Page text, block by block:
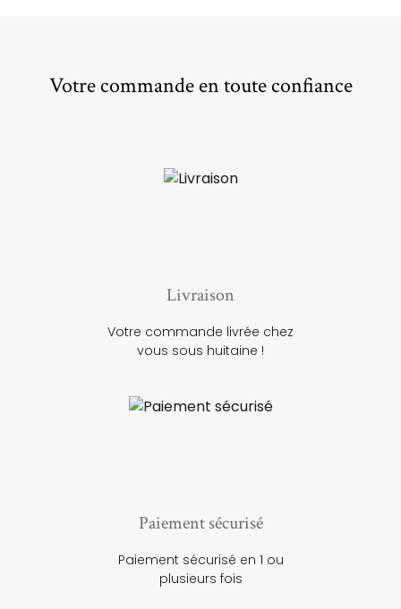
Votre commande en toute confiance
Livraison
Votre commande livrée chez
vous sous huitaine !
Paiement sécurisé
Paiement sécurisé en 1 ou
plusieurs fois